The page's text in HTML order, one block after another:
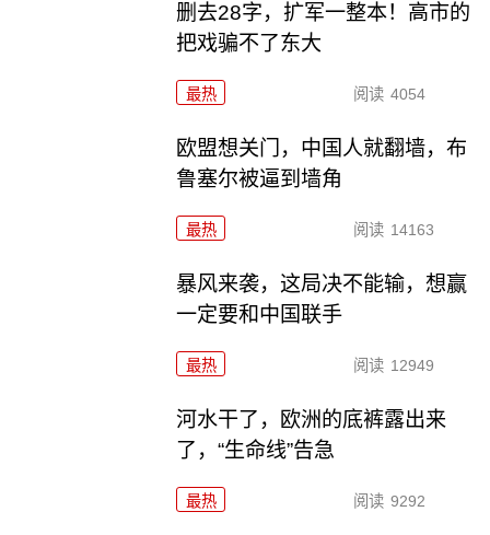
删去28字，扩军一整本！高市的
把戏骗不了东大
最热 阅读 4054
欧盟想关门，中国人就翻墙，布
鲁塞尔被逼到墙角
最热 阅读 14163
暴风来袭，这局决不能输，想赢
一定要和中国联手
最热 阅读 12949
河水干了，欧洲的底裤露出来
了，“生命线”告急
最热 阅读 9292